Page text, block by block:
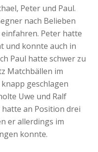
Peter und Paul.
nach Belieben
Peter hatte
und konnte auch in
Paul hatte schwer zu
Matchbällen im
geschlagen
Uwe und Ralf
hatte an Position drei
er allerdings im
konnte.